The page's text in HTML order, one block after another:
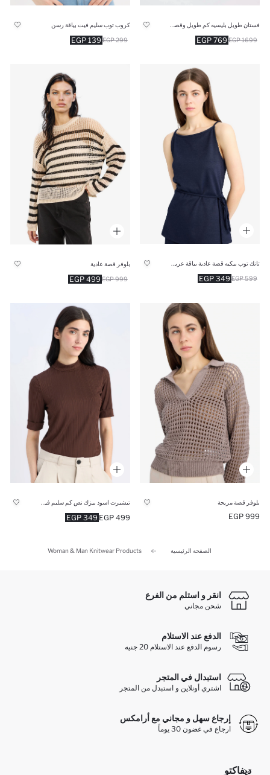
769 EGP 1699 EGP
كروب توب سليم فيت بياقة رسن
139 EGP 299 EGP
349 EGP 599 EGP
بلوفر قصة عادية
499 EGP 999 EGP
بلوفر قصة مريحة
999 EGP
تيشيرت اسود بيزك نص كم سليم فيت بياقة عالية
349 EGP 499 EGP
الصفحة الرئيسية Woman & Man Knitwear Products
انقر و استلم من الفرع
شحن مجاني
الدفع عند الاستلام
رسوم الدفع عند الاستلام 20 جنيه
استبدال في المتجر
اشتري أونلاين و استبدل من المتجر
إرجاع سهل و مجاني مع أرامكس
ارجاع في غضون 30 يوماً
ديفاكتو